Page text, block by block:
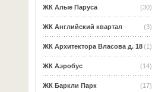
(30)
ЖК Алые Паруса
(3)
ЖК Английский квартал
(1)
ЖК Архитектора Власова д. 18
(14)
ЖК Аэробус
(17)
ЖК Баркли Парк